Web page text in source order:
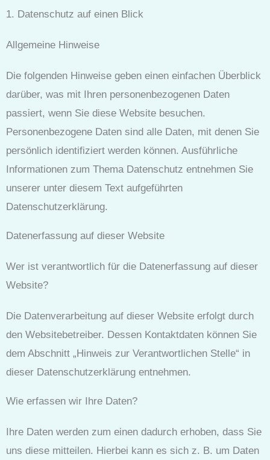
1. Datenschutz auf einen Blick
Allgemeine Hinweise
Die folgenden Hinweise geben einen einfachen Überblick
darüber, was mit Ihren personenbezogenen Daten
passiert, wenn Sie diese Website besuchen.
Personenbezogene Daten sind alle Daten, mit denen Sie
persönlich identifiziert werden können. Ausführliche
Informationen zum Thema Datenschutz entnehmen Sie
unserer unter diesem Text aufgeführten
Datenschutzerklärung.
Datenerfassung auf dieser Website
Wer ist verantwortlich für die Datenerfassung auf dieser
Website?
Die Datenverarbeitung auf dieser Website erfolgt durch
den Websitebetreiber. Dessen Kontaktdaten können Sie
dem Abschnitt „Hinweis zur Verantwortlichen Stelle“ in
dieser Datenschutzerklärung entnehmen.
Wie erfassen wir Ihre Daten?
Ihre Daten werden zum einen dadurch erhoben, dass Sie
uns diese mitteilen. Hierbei kann es sich z. B. um Daten